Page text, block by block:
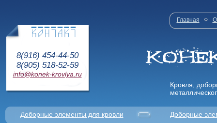
8(916) 454-44-50
8(905) 518-52-59
info@konek-krovlya.ru
Главная О
Кровля,
Доборные элементы для кровли Доборные